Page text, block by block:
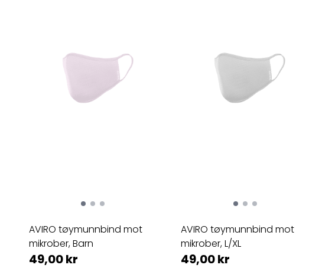
AVIRO tøymunnbind mot
mikrober, Barn
49,00 kr
AVIRO tøymunnbind mot
mikrober, L/XL
49,00 kr